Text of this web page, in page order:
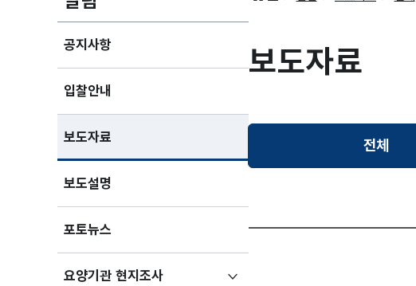
공지사항
입찰안내
보도자료
보도설명
포토뉴스
요양기관 현지조사하위메뉴
보도자료
전체선택됨